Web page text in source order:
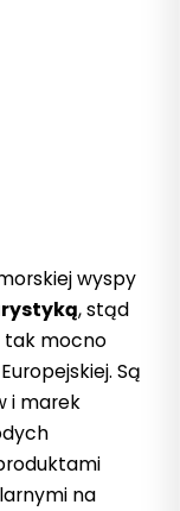
wyspy
, stąd
tak mocno
Są
i marek
na